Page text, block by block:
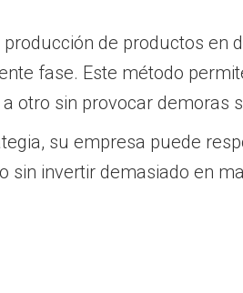
de productos
fase. Este método
otro sin provocar demoras
su empresa puede
invertir demasiado en